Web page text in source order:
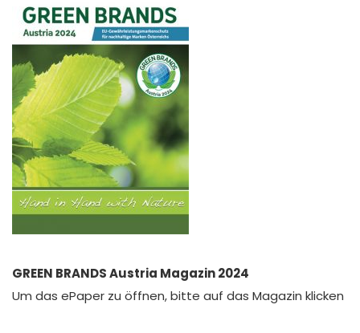
GREEN BRANDS Austria Magazin 2024
Um das ePaper zu öffnen, bitte auf das Magazin klicken